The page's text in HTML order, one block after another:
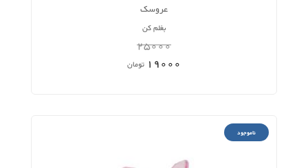
عروسک
بغلم کن
25000
19000 تومان
ناموجود